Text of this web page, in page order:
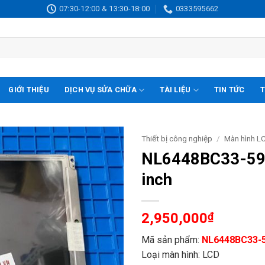
07:30-12:00 & 13:30-18:00 0333595662
GIỚI THIỆU DỊCH VỤ SỬA CHỮA TÀI LIỆU TIN TỨC
Thiết bị công nghiệp / Màn hình
NL6448BC33-
inch
2,950,000₫
Mã sản phẩm: NL6448BC33-
Loại màn hình: LCD